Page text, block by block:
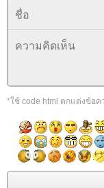
*ใช้ code html ตกแต่งข้อ